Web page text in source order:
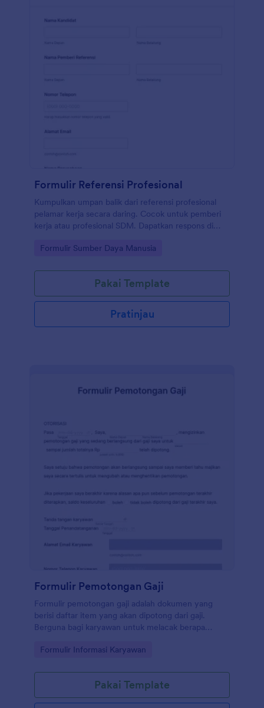
Formulir Referensi Profesional
Kumpulkan umpan balik dari referensi profesional
pelamar kerja secara daring. Cocok untuk pemberi
kerja atau profesional SDM. Dapatkan respons di
Go to Category:
Formulir Sumber Daya Manusia
Pakai Template
Pratinjau
Formulir Pemotongan Gaji
Formulir pemotongan gaji adalah dokumen yang
berisi daftar item yang akan dipotong dari gaji.
Berguna bagi karyawan untuk melacak berapa
Go to Category:
Formulir Informasi Karyawan
Pakai Template